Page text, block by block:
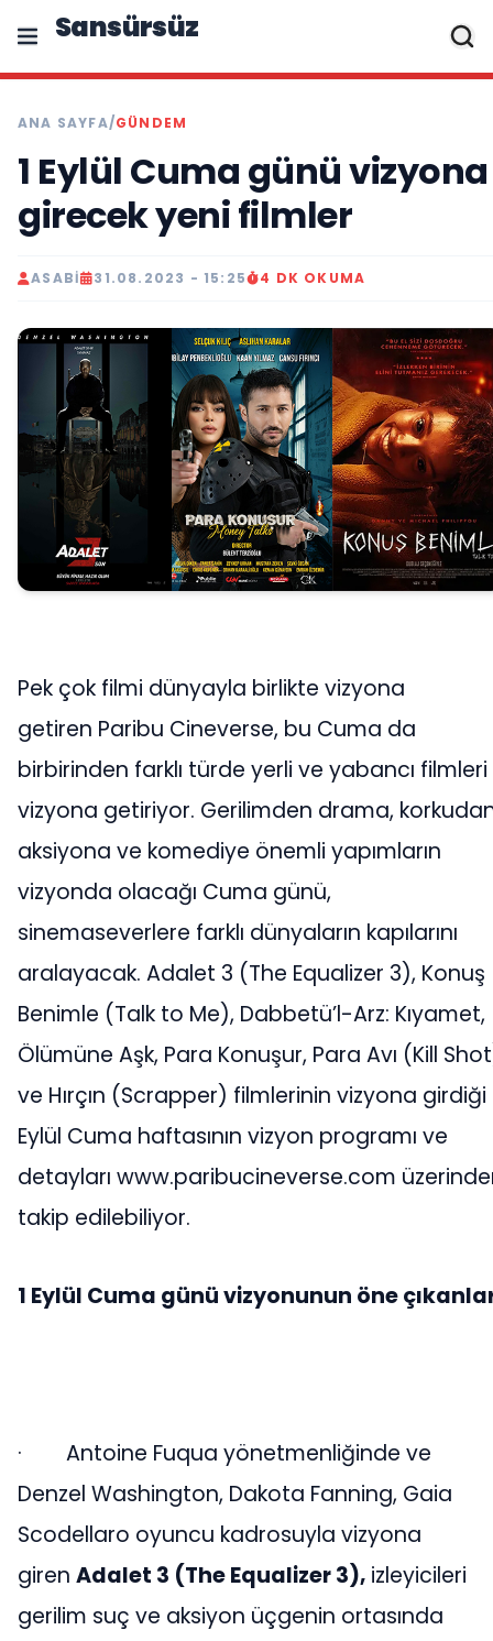
Sansürsüz
ANA SAYFA/GÜNDEM
1 Eylül Cuma günü vizyona
girecek yeni filmler
ASABI 31.08.2023 - 15:25 4 DK OKUMA
Pek çok filmi dünyayla birlikte vizyona
getiren Paribu Cineverse, bu Cuma da
birbirinden farklı türde yerli ve yabancı filmleri
vizyona getiriyor. Gerilimden drama,
aksiyona ve komediye önemli yapımların
vizyonda olacağı Cuma günü,
sinemaseverlere farklı dünyaların kapılarını
aralayacak. Adalet 3 (The Equalizer 3), Konuş
Benimle (Talk to Me), Dabbetü’l-Arz: Kıyamet,
Ölümüne Aşk, Para Konuşur, Para Avı (Kill
ve Hırçın (Scrapper) filmlerinin vizyona girdiği
Eylül Cuma haftasının vizyon programı ve
detayları www.paribucineverse.com
takip edilebiliyor.
1 Eylül Cuma günü vizyonunun öne
· Antoine Fuqua yönetmenliğinde ve
Denzel Washington, Dakota Fanning, Gaia
Scodellaro oyuncu kadrosuyla vizyona
giren Adalet 3 (The Equalizer 3), izleyicileri
gerilim suç ve aksiyon üçgenin ortasında